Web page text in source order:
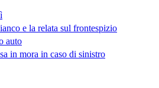
e la relata sul frontespizio
auto
in mora in caso di sinistro